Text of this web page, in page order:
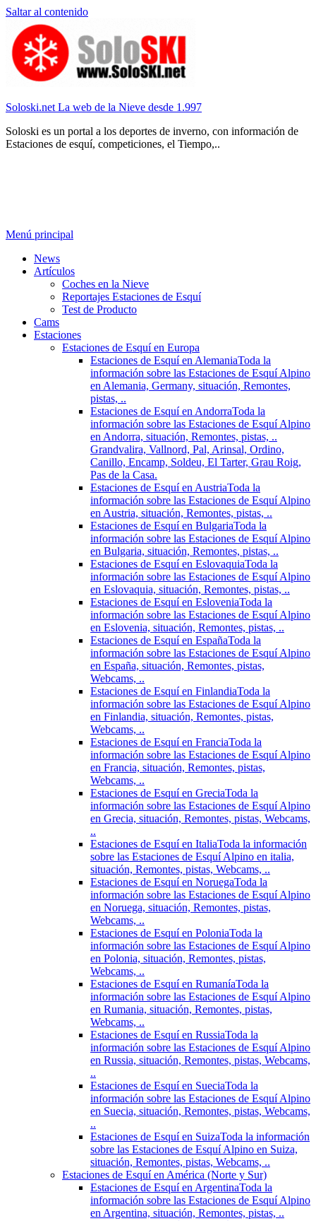
Saltar al contenido
Soloski.net La web de la Nieve desde 1.997
Soloski es un portal a los deportes de inverno, con información de
Estaciones de esquí, competiciones, el Tiempo,..
Menú principal
News
Artículos
Coches en la Nieve
Reportajes Estaciones de Esquí
Test de Producto
Cams
Estaciones
Estaciones de Esquí en Europa
Estaciones de Esquí en AlemaniaToda la
información sobre las Estaciones de Esquí Alpino
en Alemania, Germany, situación, Remontes,
pistas, ..
Estaciones de Esquí en AndorraToda la
información sobre las Estaciones de Esquí Alpino
en Andorra, situación, Remontes, pistas, ..
Grandvalira, Vallnord, Pal, Arinsal, Ordino,
Canillo, Encamp, Soldeu, El Tarter, Grau Roig,
Pas de la Casa.
Estaciones de Esquí en AustriaToda la
información sobre las Estaciones de Esquí Alpino
en Austria, situación, Remontes, pistas, ..
Estaciones de Esquí en BulgariaToda la
información sobre las Estaciones de Esquí Alpino
en Bulgaria, situación, Remontes, pistas, ..
Estaciones de Esquí en EslovaquiaToda la
información sobre las Estaciones de Esquí Alpino
en Eslovaquia, situación, Remontes, pistas, ..
Estaciones de Esquí en EsloveniaToda la
información sobre las Estaciones de Esquí Alpino
en Eslovenia, situación, Remontes, pistas, ..
Estaciones de Esquí en EspañaToda la
información sobre las Estaciones de Esquí Alpino
en España, situación, Remontes, pistas,
Webcams, ..
Estaciones de Esquí en FinlandiaToda la
información sobre las Estaciones de Esquí Alpino
en Finlandia, situación, Remontes, pistas,
Webcams, ..
Estaciones de Esquí en FranciaToda la
información sobre las Estaciones de Esquí Alpino
en Francia, situación, Remontes, pistas,
Webcams, ..
Estaciones de Esquí en GreciaToda la
información sobre las Estaciones de Esquí Alpino
en Grecia, situación, Remontes, pistas, Webcams,
..
Estaciones de Esquí en ItaliaToda la información
sobre las Estaciones de Esquí Alpino en italia,
situación, Remontes, pistas, Webcams, ..
Estaciones de Esquí en NoruegaToda la
información sobre las Estaciones de Esquí Alpino
en Noruega, situación, Remontes, pistas,
Webcams, ..
Estaciones de Esquí en PoloniaToda la
información sobre las Estaciones de Esquí Alpino
en Polonia, situación, Remontes, pistas,
Webcams, ..
Estaciones de Esquí en RumaníaToda la
información sobre las Estaciones de Esquí Alpino
en Rumania, situación, Remontes, pistas,
Webcams, ..
Estaciones de Esquí en RussiaToda la
información sobre las Estaciones de Esquí Alpino
en Russia, situación, Remontes, pistas, Webcams,
..
Estaciones de Esquí en SueciaToda la
información sobre las Estaciones de Esquí Alpino
en Suecia, situación, Remontes, pistas, Webcams,
..
Estaciones de Esquí en SuizaToda la información
sobre las Estaciones de Esquí Alpino en Suiza,
situación, Remontes, pistas, Webcams, ..
Estaciones de Esquí en América (Norte y Sur)
Estaciones de Esquí en ArgentinaToda la
información sobre las Estaciones de Esquí Alpino
en Argentina, situación, Remontes, pistas, ..